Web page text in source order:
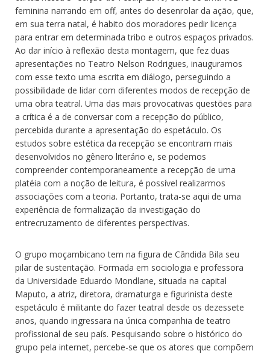
feminina narrando em off, antes do desenrolar da ação, que,
em sua terra natal, é habito dos moradores pedir licença
para entrar em determinada tribo e outros espaços privados.
Ao dar início à reflexão desta montagem, que fez duas
apresentações no Teatro Nelson Rodrigues, inauguramos
com esse texto uma escrita em diálogo, perseguindo a
possibilidade de lidar com diferentes modos de recepção de
uma obra teatral. Uma das mais provocativas questões para
a crítica é a de conversar com a recepção do público,
percebida durante a apresentação do espetáculo. Os
estudos sobre estética da recepção se encontram mais
desenvolvidos no gênero literário e, se podemos
compreender contemporaneamente a recepção de uma
platéia com a noção de leitura, é possível realizarmos
associações com a teoria. Portanto, trata-se aqui de uma
experiência de formalização da investigação do
entrecruzamento de diferentes perspectivas.
O grupo moçambicano tem na figura de Cândida Bila seu
pilar de sustentação. Formada em sociologia e professora
da Universidade Eduardo Mondlane, situada na capital
Maputo, a atriz, diretora, dramaturga e figurinista deste
espetáculo é militante do fazer teatral desde os dezessete
anos, quando ingressara na única companhia de teatro
profissional de seu país. Pesquisando sobre o histórico do
grupo pela internet, percebe-se que os atores que compõem